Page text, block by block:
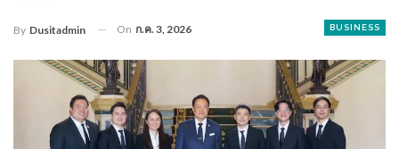
BUSINESS
By Dusitadmin On ก.ค. 3, 2026